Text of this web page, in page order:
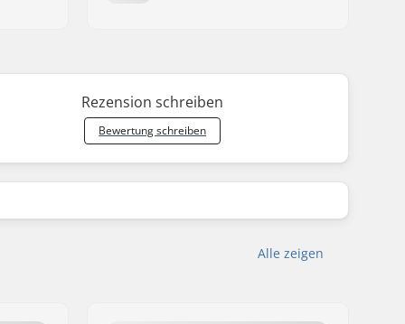
Rezension schreiben
Bewertung schreiben
Alle zeigen